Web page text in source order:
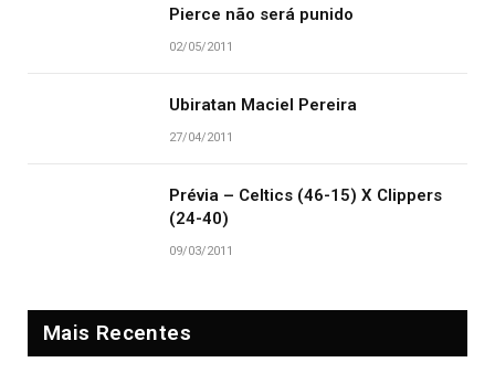
Pierce não será punido
02/05/2011
Ubiratan Maciel Pereira
27/04/2011
Prévia – Celtics (46-15) X Clippers
(24-40)
09/03/2011
Mais Recentes